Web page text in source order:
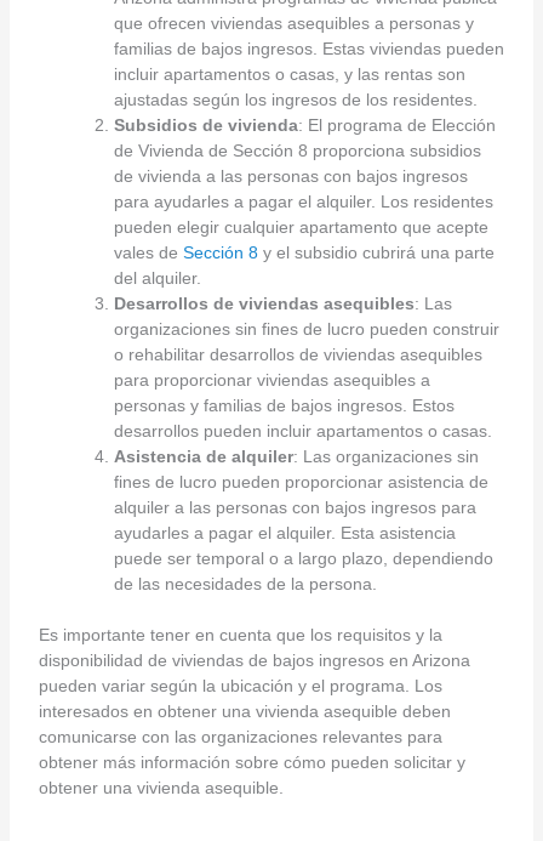
que ofrecen viviendas asequibles a personas y
familias de bajos ingresos. Estas viviendas pueden
incluir apartamentos o casas, y las rentas son
ajustadas según los ingresos de los residentes.
Subsidios de vivienda: El programa de Elección
de Vivienda de Sección 8 proporciona subsidios
de vivienda a las personas con bajos ingresos
para ayudarles a pagar el alquiler. Los residentes
pueden elegir cualquier apartamento que acepte
vales de Sección 8 y el subsidio cubrirá una parte
del alquiler.
Desarrollos de viviendas asequibles: Las
organizaciones sin fines de lucro pueden construir
o rehabilitar desarrollos de viviendas asequibles
para proporcionar viviendas asequibles a
personas y familias de bajos ingresos. Estos
desarrollos pueden incluir apartamentos o casas.
Asistencia de alquiler: Las organizaciones sin
fines de lucro pueden proporcionar asistencia de
alquiler a las personas con bajos ingresos para
ayudarles a pagar el alquiler. Esta asistencia
puede ser temporal o a largo plazo, dependiendo
de las necesidades de la persona.
Es importante tener en cuenta que los requisitos y la
disponibilidad de viviendas de bajos ingresos en Arizona
pueden variar según la ubicación y el programa. Los
interesados en obtener una vivienda asequible deben
comunicarse con las organizaciones relevantes para
obtener más información sobre cómo pueden solicitar y
obtener una vivienda asequible.